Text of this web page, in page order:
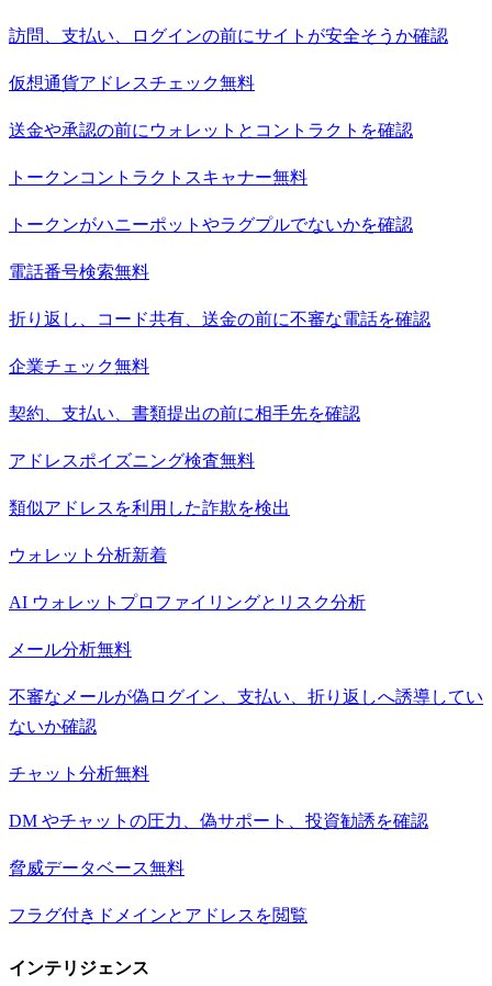
訪問、支払い、ログインの前にサイトが安全そうか確認
仮想通貨アドレスチェック無料
送金や承認の前にウォレットとコントラクトを確認
トークンコントラクトスキャナー無料
トークンがハニーポットやラグプルでないかを確認
電話番号検索無料
折り返し、コード共有、送金の前に不審な電話を確認
企業チェック無料
契約、支払い、書類提出の前に相手先を確認
アドレスポイズニング検査無料
類似アドレスを利用した詐欺を検出
ウォレット分析新着
AI ウォレットプロファイリングとリスク分析
メール分析無料
不審なメールが偽ログイン、支払い、折り返しへ誘導してい
ないか確認
チャット分析無料
DM やチャットの圧力、偽サポート、投資勧誘を確認
脅威データベース無料
フラグ付きドメインとアドレスを閲覧
インテリジェンス